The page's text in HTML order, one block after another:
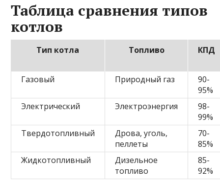
Таблица сравнения типов
котлов
Тип котла Топливо КПД
Газовый Природный газ
90-
95%
Электрический
Электроэнергия
98-
99%
Твердотопливный
Дрова, уголь,
пеллеты
70-
85%
Жидкотопливный
Дизельное
топливо
85-
92%